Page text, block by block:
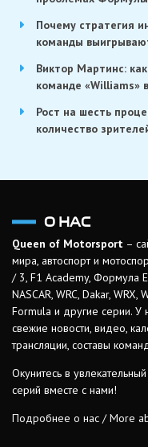
Почему стратегия
команды
Виктор Мартинс:
команде «Williams»
Рост на шесть
количество
О НАС
Queen of Motorsport –
мира, автоспорт и
/ 3, F1 Academy, Формула
NASCAR, WRC, Dakar,
Formula и другие серии. У
свежие новости, видео,
трансляции, составы
Окунитесь в
серий вместе с нами!
Подробнее о нас / More